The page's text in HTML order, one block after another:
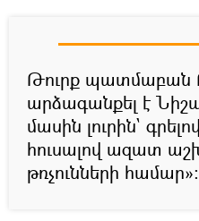
Թուրք պատմաբան
արձագանքել է
մասին լուրին`
հուսալով ազատ
թռչունների համար»: